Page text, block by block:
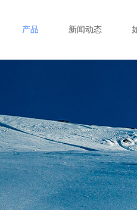
产品 新闻动态